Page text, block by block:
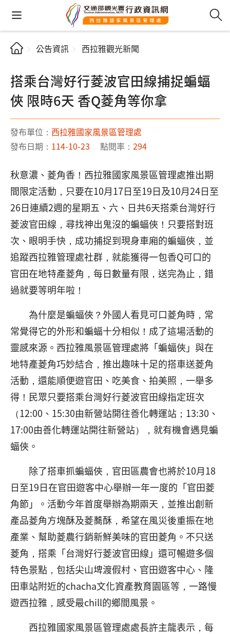
公告資訊 西拉雅觀光新聞
搭乘台灣好行菱波官田線捕捉蝙蝠
俠 限時6天 香Q菱角等你拿
發布單位： 西拉雅國家風景區管理處
發布日期： 114-10-23 點閱率： 294
秋意濃、菱角香！西拉雅國家風景區管理處推出期
間限定活動，只要在10月17日至19日及10月24日至
26日連續2週的星期五、六、日共6天搭乘台灣好行
菱波官田線，尋找神出鬼沒的蝙蝠俠！只要搭對班
次、眼明手快，成功捕捉到現身車廂的蝙蝠俠，並
追蹤西拉雅管理處社群，就能獲得一包香Q可口的
官田在地特產菱角，每日數量有限，送完為止，錯
過就要等明年啦！
為什麼是蝙蝠俠？外國人看見可口菱角時，常
常覺得它的外形和蝙蝠十分相似！成了這場活動的
靈感來源。西拉雅風景區管理處將「蝙蝠俠」與在
地特產菱角巧妙結合，推出趣味十足的搭車送菱角
活動，還能順便遊官田、吃美食、拍美照，一舉多
得！民眾只要搭乘台灣好行菱波官田線指定班次
（12:00、15:30由新營站開往善化轉運站；13:30、
17:00由善化轉運站開往新營站），就有機會遇見蝙
蝠俠。
除了搭車抓蝙蝠俠，官田區農會也將於10月18
日至19日在官田遊客中心舉辦一年一度的「官田菱
角節」。活動今年首度舉辦為期兩天，並推出創新
產品菱角方塊酥及菱蕎酥，希望在風災後重振在地
產業、幫助菱農行銷新鮮美味的官田菱角。不只送
菱角，搭乘「台灣好行菱波官田線」還可暢遊多個
特色景點，包括尖山埤渡假村、官田遊客中心、隆
田車站附近的chacha文化資產教育園區等，一路慢
遊西拉雅，感受最chill的鄉間風景。
西拉雅國家風景區管理處處長許主龍表示，每